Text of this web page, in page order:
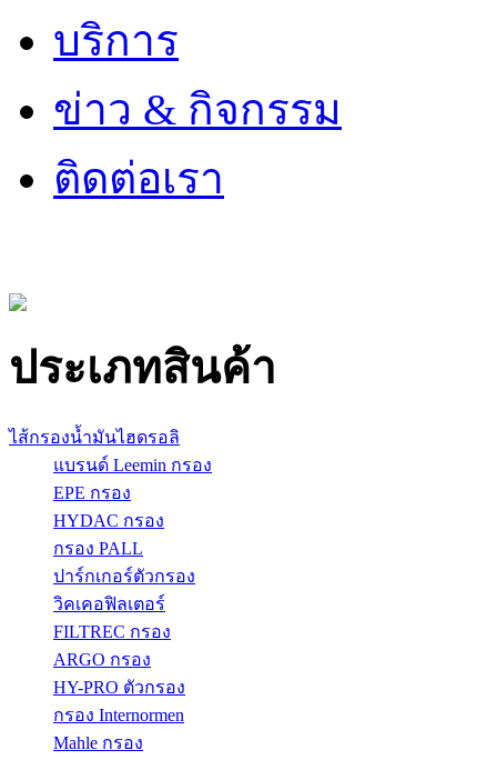
บริการ
ข่าว & กิจกรรม
ติดต่อเรา
ประเภทสินค้า
ไส้กรองน้ำมันไฮดรอลิ
แบรนด์ Leemin กรอง
EPE กรอง
HYDAC กรอง
กรอง PALL
ปาร์กเกอร์ตัวกรอง
วิคเคอฟิลเตอร์
FILTREC กรอง
ARGO กรอง
HY-PRO ตัวกรอง
กรอง Internormen
Mahle กรอง